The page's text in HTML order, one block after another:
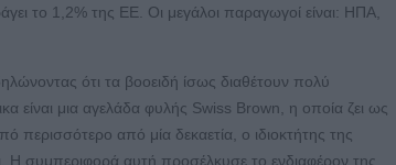
το 1,2% της ΕΕ. Οι μεγάλοι παραγωγοί είναι: ΗΠΑ,
ότι τα βοοειδή ίσως διαθέτουν πολύ
είναι μια αγελάδα φυλής Swiss Brown, η οποία ζει ως
περισσότερο από μία δεκαετία, ο ιδιοκτήτης της
Η συμπεριφορά αυτή προσέλκυσε το ενδιαφέρον της